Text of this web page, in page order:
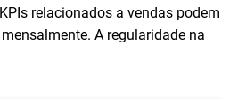
relacionados a vendas podem
A regularidade na